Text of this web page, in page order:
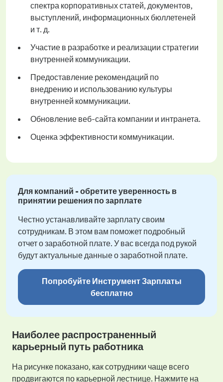
спектра корпоративных статей, документов,
выступлений, информационных бюллетеней
и т. д.
Участие в разработке и реализации стратегии
внутренней коммуникации.
Предоставление рекомендаций по
внедрению и использованию культуры
внутренней коммуникации.
Обновление веб-сайта компании и интранета.
Оценка эффективности коммуникации.
Для компаний - обретите уверенность в
принятии решения по зарплате
Честно устанавливайте зарплату своим
сотрудникам. В этом вам поможет подробный
отчет о заработной плате. У вас всегда под рукой
будут актуальные данные о заработной плате.
Попробуйте Инструмент Зарплаты
бесплатно
Наиболее распространенный
карьерный путь работника
На рисунке показано, как сотрудники чаще всего
продвигаются по карьерной лестнице. Нажмите на